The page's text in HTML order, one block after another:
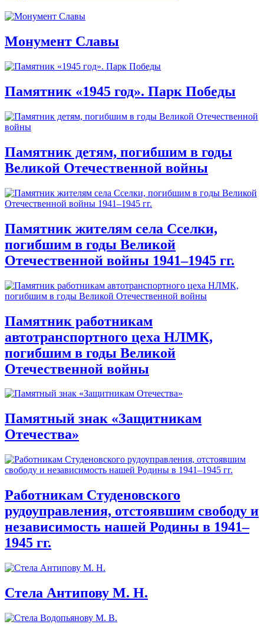
Монумент Славы
Памятник «1945 год». Парк Победы
Памятник детям, погибшим в годы
Великой Отечественной войны
Памятник жителям села Сселки,
погибшим в годы Великой
Отечественной войны 1941–1945 гг.
Памятник работникам
автотранспортного цеха НЛМК,
погибшим в годы Великой
Отечественной войны
Памятный знак «Защитникам
Отечества»
Работникам Студеновского
рудоуправления, отстоявшим свободу и
независимость нашей Родины в 1941–
1945 гг.
Стела Антипову М. Н.